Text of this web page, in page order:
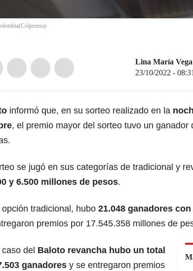
(Colprensa)
Lina María Vega
23/10/2022 - 08:31
informó que, en su sorteo realizado en la
, el premio mayor del sorteo tuvo un
se jugó en sus categorías de tradicional y
y 6.500 millones de pesos.
opción tradicional, hubo 21.048 ganadores
premios por 17.545.358 millones de
caso del Baloto revancha hubo un total
ganadores y se entregaron premios